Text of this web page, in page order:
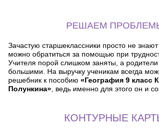
РЕШАЕМ
Зачастую старшеклассники просто не
можно обратиться за помощью при
Учителя порой слишком заняты, а
большими. На выручку ученикам всегда
решебник к пособию «География 9 класс
Полункина» , ведь именно для этого он и
КОНТУРНЫЕ